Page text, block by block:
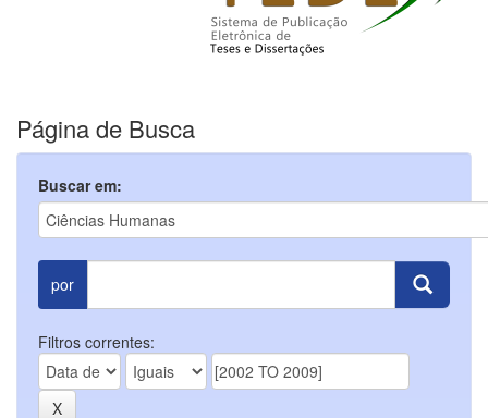
Página de Busca
Buscar em:
por
Filtros correntes: